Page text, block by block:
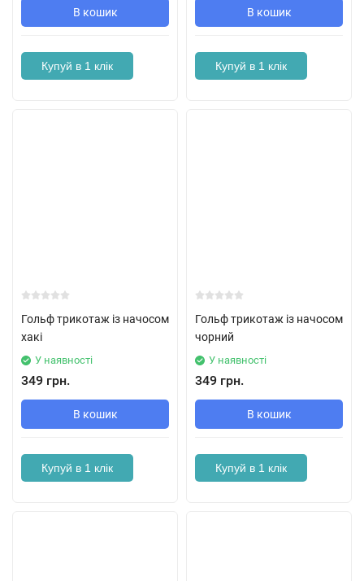
В кошик
Купуй в 1 клік
В кошик
Купуй в 1 клік
Гольф трикотаж із начосом
хакі
У наявності
349 грн.
В кошик
Купуй в 1 клік
Гольф трикотаж із начосом
чорний
У наявності
349 грн.
В кошик
Купуй в 1 клік